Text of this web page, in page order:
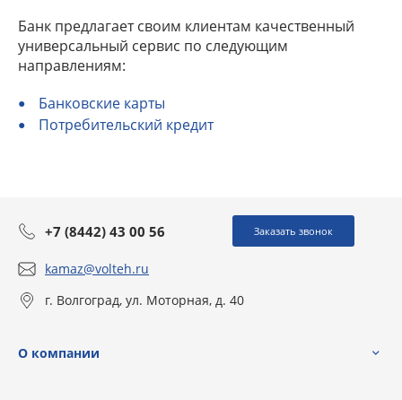
Банк предлагает своим клиентам качественный
универсальный сервис по следующим
направлениям:
Банковские карты
Потребительский кредит
+7 (8442) 43 00 56 Заказать звонок
kamaz@volteh.ru
г. Волгоград, ул. Моторная, д. 40
О компании